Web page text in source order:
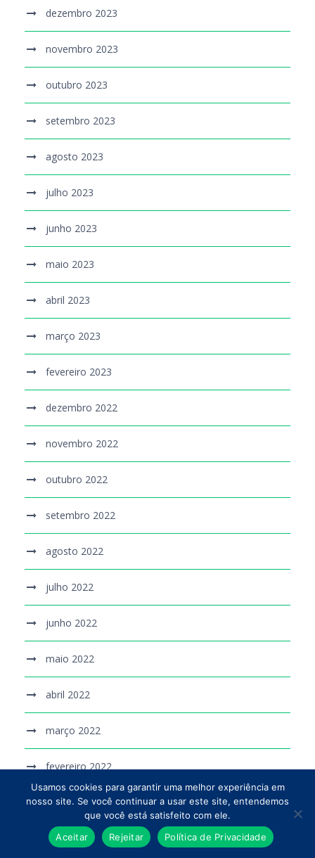
dezembro 2023
novembro 2023
outubro 2023
setembro 2023
agosto 2023
julho 2023
junho 2023
maio 2023
abril 2023
março 2023
fevereiro 2023
dezembro 2022
novembro 2022
outubro 2022
setembro 2022
agosto 2022
julho 2022
junho 2022
maio 2022
abril 2022
março 2022
fevereiro 2022
dezembro 2021
novembro 2021
Usamos cookies para garantir uma melhor experiência em
nosso site. Se você continuar a usar este site, entendemos
que você está satisfeito com ele.
Aceitar
Rejeitar Política de Privacidade